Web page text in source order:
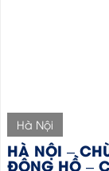
Hà Nội
HÀ NỘI –
ĐÔNG HỒ –